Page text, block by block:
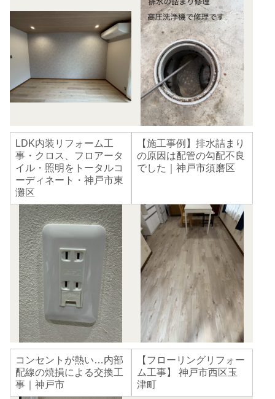
LDK内装リフォーム工
事・クロス、フロアータ
イル・照明をトータルコ
ーディネート・神戸市東
灘区
【施工事例】排水詰まり
の原因は配管の勾配不良
でした｜神戸市須磨区
コンセントが熱い…内部
配線の焼損による交換工
事｜神戸市
【フローリングリフォー
ム工事】 神戸市西区玉
津町